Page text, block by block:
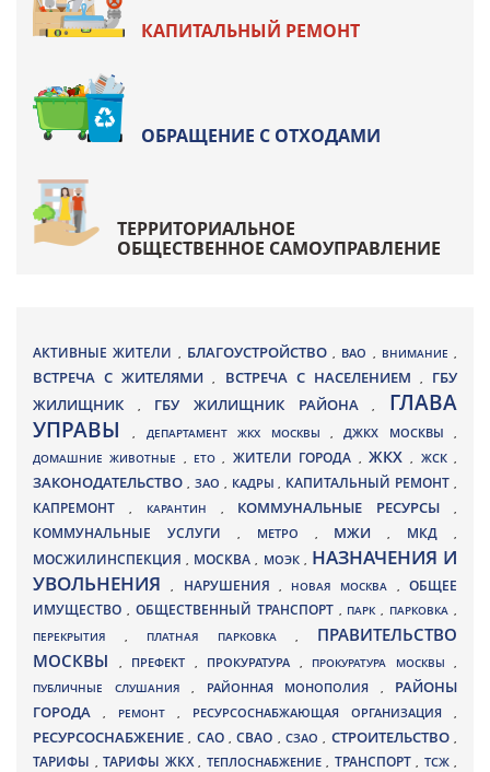
КАПИТАЛЬНЫЙ РЕМОНТ
ОБРАЩЕНИЕ С ОТХОДАМИ
ТЕРРИТОРИАЛЬНОЕ
ОБЩЕСТВЕННОЕ САМОУПРАВЛЕНИЕ
АКТИВНЫЕ ЖИТЕЛИ , БЛАГОУСТРОЙСТВО , ВАО , ВНИМАНИЕ ,
ВСТРЕЧА С ЖИТЕЛЯМИ, ВСТРЕЧА С НАСЕЛЕНИЕМ , ГБУ
ЖИЛИЩНИК
, ГБУ ЖИЛИЩНИК РАЙОНА, ГЛАВА
УПРАВЫ, ДЕПАРТАМЕНТ ЖКХ МОСКВЫ ,ДЖКХ МОСКВЫ ,
ДОМАШНИЕ ЖИВОТНЫЕ , ЕТО, ЖИТЕЛИ ГОРОДА , ЖКХ, ЖСК,
ЗАКОНОДАТЕЛЬСТВО , ЗАО , КАДРЫ, КАПИТАЛЬНЫЙ РЕМОНТ ,
КАПРЕМОНТ , КАРАНТИН , КОММУНАЛЬНЫЕ РЕСУРСЫ,
КОММУНАЛЬНЫЕ УСЛУГИ , МЕТРО , МЖИ, МКД ,
МОСЖИЛИНСПЕКЦИЯ, МОСКВА , МОЭК , НАЗНАЧЕНИЯ И
УВОЛЬНЕНИЯ, НАРУШЕНИЯ , НОВАЯ МОСКВА ,ОБЩЕЕ
ИМУЩЕСТВО , ОБЩЕСТВЕННЫЙ ТРАНСПОРТ , ПАРК, ПАРКОВКА ,
ПЕРЕКРЫТИЯ , ПЛАТНАЯ ПАРКОВКА , ПРАВИТЕЛЬСТВО
МОСКВЫ
, ПРЕФЕКТ , ПРОКУРАТУРА , ПРОКУРАТУРА МОСКВЫ ,
ПУБЛИЧНЫЕ СЛУШАНИЯ , РАЙОННАЯ МОНОПОЛИЯ , РАЙОНЫ
ГОРОДА
, РЕМОНТ , РЕСУРСОСНАБЖАЮЩАЯ ОРГАНИЗАЦИЯ ,
РЕСУРСОСНАБЖЕНИЕ, САО,СВАО ,СЗАО, СТРОИТЕЛЬСТВО,
ТАРИФЫ , ТАРИФЫ ЖКХ , ТЕПЛОСНАБЖЕНИЕ , ТРАНСПОРТ , ТСЖ ,